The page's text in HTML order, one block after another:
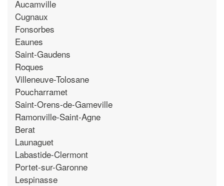
Aucamville
Cugnaux
Fonsorbes
Eaunes
Saint-Gaudens
Roques
Villeneuve-Tolosane
Poucharramet
Saint-Orens-de-Gameville
Ramonville-Saint-Agne
Berat
Launaguet
Labastide-Clermont
Portet-sur-Garonne
Lespinasse